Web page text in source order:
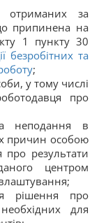
отриманих за
припинена на
1 пункту 30
безробітних та
;
у тому числі
про
неподання в
причин особою
про результати
центром
рішення про
для